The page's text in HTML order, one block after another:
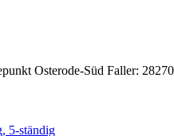
Osterode-Süd Faller: